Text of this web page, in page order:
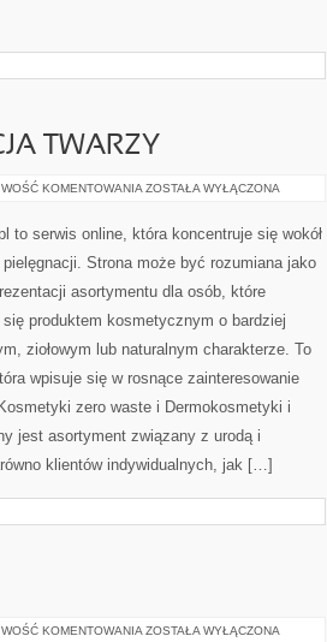
TWARZY
KOMENTOWANIA NATURALNA
ZOSTAŁA WYŁĄCZONA
to serwis online, która koncentruje się wokół
pielęgnacji. Strona może być rozumiana jako
asortymentu dla osób, które
się produktem kosmetycznym o bardziej
ziołowym lub naturalnym charakterze. To
wpisuje się w rosnące zainteresowanie
zero waste i Dermokosmetyki i
jest asortyment związany z urodą i
klientów indywidualnych, jak […]
KOMENTOWANIA MODA
ZOSTAŁA WYŁĄCZONA